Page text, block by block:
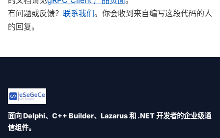
有问题或反馈？ 联系我们。你会收到来自编写这段代码的人
的回复。
面向 Delphi、C++ Builder、Lazarus 和 .NET 开发者的企业级通
信组件。